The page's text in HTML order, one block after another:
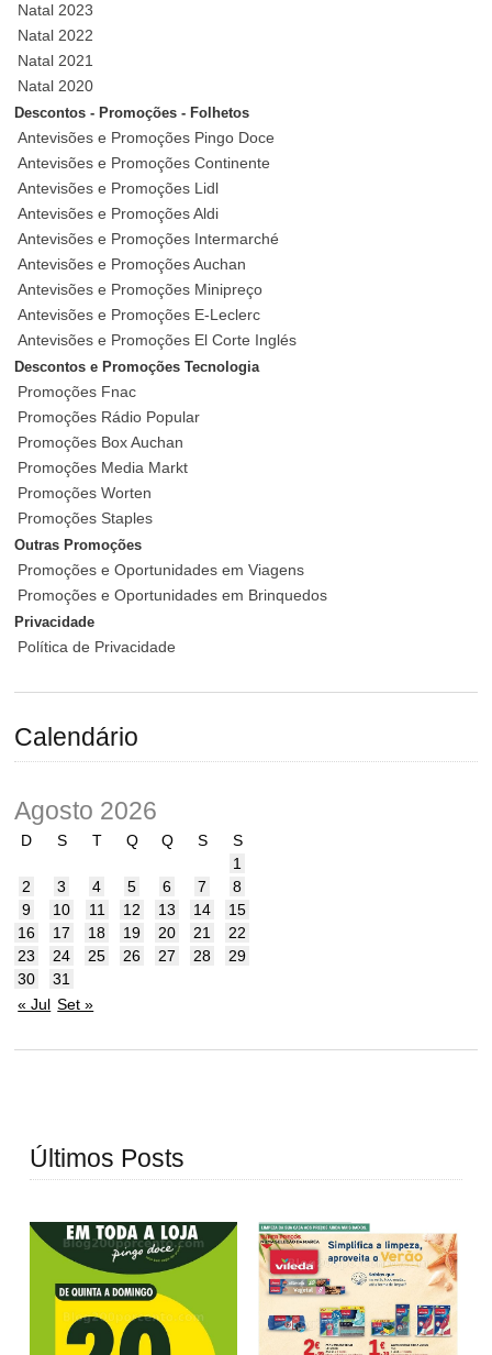
Natal 2023
Natal 2022
Natal 2021
Natal 2020
Descontos - Promoções - Folhetos
Antevisões e Promoções Pingo Doce
Antevisões e Promoções Continente
Antevisões e Promoções Lidl
Antevisões e Promoções Aldi
Antevisões e Promoções Intermarché
Antevisões e Promoções Auchan
Antevisões e Promoções Minipreço
Antevisões e Promoções E-Leclerc
Antevisões e Promoções El Corte Inglés
Descontos e Promoções Tecnologia
Promoções Fnac
Promoções Rádio Popular
Promoções Box Auchan
Promoções Media Markt
Promoções Worten
Promoções Staples
Outras Promoções
Promoções e Oportunidades em Viagens
Promoções e Oportunidades em Brinquedos
Privacidade
Política de Privacidade
Calendário
Agosto 2026
D S T Q Q S
S
1
2
3 4 5 6 7
8
9
10 11 12 13 14
15
16
17 18 19 20 21
22
23
24 25 26 27 28
29
30
31
« Jul Set »
Últimos Posts